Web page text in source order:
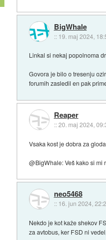
BigWhale
:: 19. maj 2024,
Linkal si nekaj popolnoma
Govora je bilo o tresenju
forumih zasledil en pak
Reaper
::20. maj 2024,
Vsaka kost je dobra za
@BigWhale: Veš kako si mi
neo5468
:: 16. jun 2024,
Nekdo je kot kaže shekov
za avtobus, ker FSD ni